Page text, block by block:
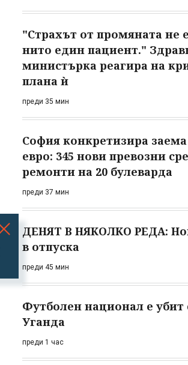
"Страхът от промяната не
нито един пациент."
министърка реагира на
плана ѝ
преди 35 мин
София конкретизира
евро: 345 нови превозни
ремонти на 20 булеварда
преди 37 мин
ДЕНЯТ В НЯКОЛКО РЕДА:
в отпуска
преди 45 мин
Футболен национал е убит
Уганда
преди 1 час